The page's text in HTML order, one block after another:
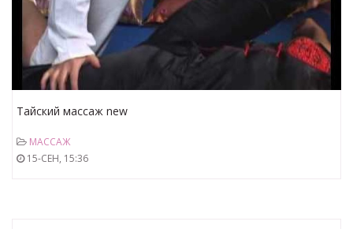
Тайский массаж new
МАССАЖ
15-СЕН, 15:36